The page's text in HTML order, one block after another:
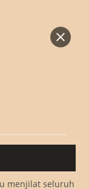
menjilat seluruh